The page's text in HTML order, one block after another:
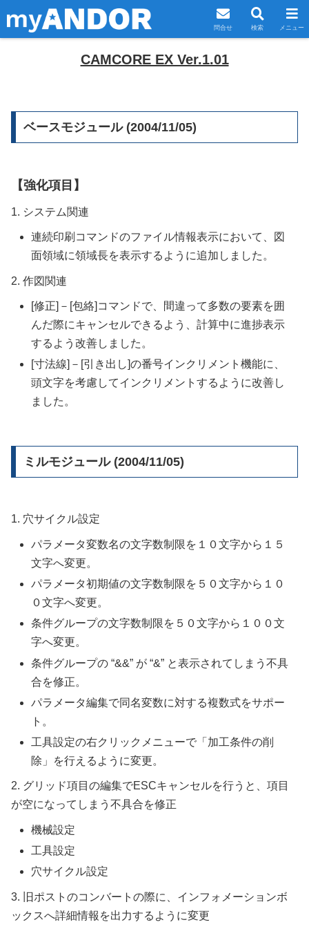
CAMCORE EX Ver.1.01
ベースモジュール (2004/11/05)
【強化項目】
1. システム関連
連続印刷コマンドのファイル情報表示において、図
面領域に領域長を表示するように追加しました。
2. 作図関連
[修正]－[包絡]コマンドで、間違って多数の要素を囲
んだ際にキャンセルできるよう、計算中に進捗表示
するよう改善しました。
[寸法線]－[引き出し]の番号インクリメント機能に、
頭文字を考慮してインクリメントするように改善し
ました。
ミルモジュール (2004/11/05)
1. 穴サイクル設定
パラメータ変数名の文字数制限を１０文字から１５
文字へ変更。
パラメータ初期値の文字数制限を５０文字から１０
０文字へ変更。
条件グループの文字数制限を５０文字から１００文
字へ変更。
条件グループの “&&” が “&” と表示されてしまう不具
合を修正。
パラメータ編集で同名変数に対する複数式をサポー
ト。
工具設定の右クリックメニューで「加工条件の削
除」を行えるように変更。
2. グリッド項目の編集でESCキャンセルを行うと、項目
が空になってしまう不具合を修正
機械設定
工具設定
穴サイクル設定
3. 旧ポストのコンバートの際に、インフォメーションボ
ックスへ詳細情報を出力するように変更
問合せ 検索 メニュー